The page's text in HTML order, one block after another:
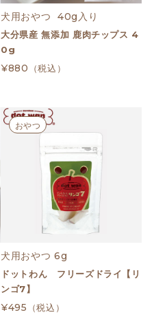
犬用おやつ  40g入り
大分県産 無添加 鹿肉チップス 4
0g
¥880 （税込）
おやつ
犬用おやつ 6g
ドットわん フリーズドライ【リ
ンゴ7】
¥495 （税込）